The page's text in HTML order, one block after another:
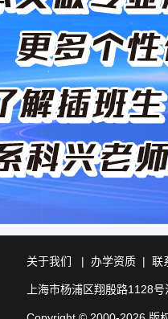
关于我们 | 办学资质 | 联
上海市杨浦区翔殷路1128